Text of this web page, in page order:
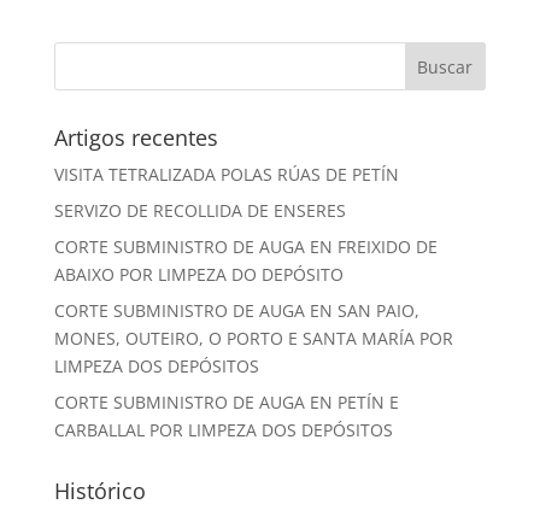
Artigos recentes
VISITA TETRALIZADA POLAS RÚAS DE PETÍN
SERVIZO DE RECOLLIDA DE ENSERES
CORTE SUBMINISTRO DE AUGA EN FREIXIDO DE
ABAIXO POR LIMPEZA DO DEPÓSITO
CORTE SUBMINISTRO DE AUGA EN SAN PAIO,
MONES, OUTEIRO, O PORTO E SANTA MARÍA POR
LIMPEZA DOS DEPÓSITOS
CORTE SUBMINISTRO DE AUGA EN PETÍN E
CARBALLAL POR LIMPEZA DOS DEPÓSITOS
Histórico